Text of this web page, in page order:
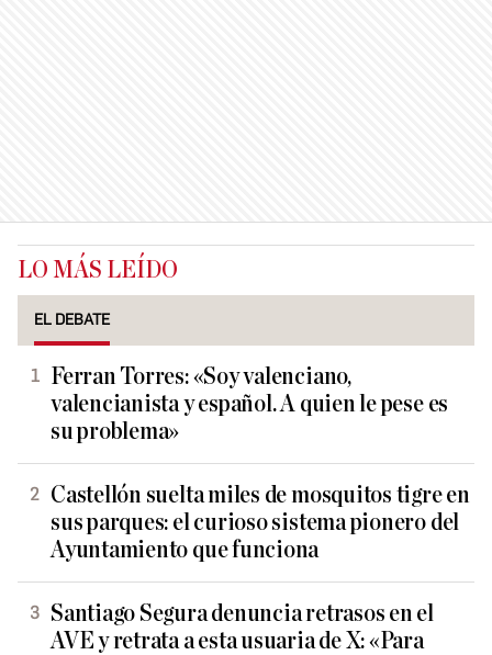
LO MÁS LEÍDO
EL DEBATE
Ferran Torres: «Soy valenciano,
valencianista y español. A quien le pese es
su problema»
Castellón suelta miles de mosquitos tigre en
sus parques: el curioso sistema pionero del
Ayuntamiento que funciona
Santiago Segura denuncia retrasos en el
AVE y retrata a esta usuaria de X: «Para